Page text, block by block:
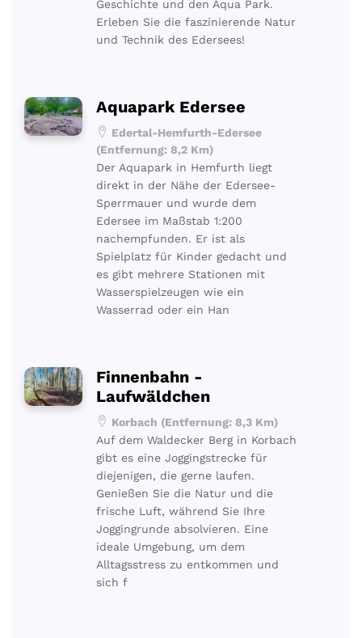
Geschichte und den Aqua Park.
Erleben Sie die faszinierende Natur
und Technik des Edersees!
Aquapark Edersee
Edertal-Hemfurth-Edersee
(Entfernung: 8,2 Km)
Der Aquapark in Hemfurth liegt
direkt in der Nähe der Edersee-
Sperrmauer und wurde dem
Edersee im Maßstab 1:200
nachempfunden. Er ist als
Spielplatz für Kinder gedacht und
es gibt mehrere Stationen mit
Wasserspielzeugen wie ein
Wasserrad oder ein Han
Finnenbahn -
Laufwäldchen
Korbach (Entfernung: 8,3 Km)
Auf dem Waldecker Berg in Korbach
gibt es eine Joggingstrecke für
diejenigen, die gerne laufen.
Genießen Sie die Natur und die
frische Luft, während Sie Ihre
Joggingrunde absolvieren. Eine
ideale Umgebung, um dem
Alltagsstress zu entkommen und
sich f